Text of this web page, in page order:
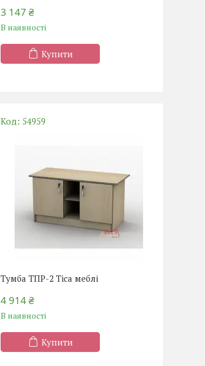
3 147 ₴
В наявності
Купити
54959
Тумба ТПР-2 Тіса меблі
4 914 ₴
В наявності
Купити